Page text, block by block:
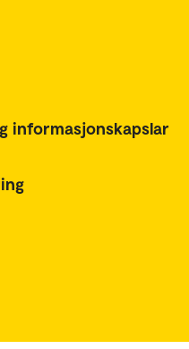
informasjonskapslar